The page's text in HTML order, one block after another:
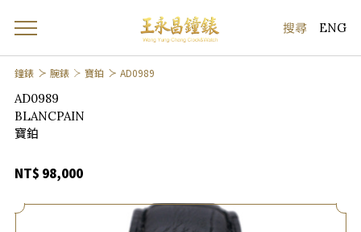
ENG
鐘錶 腕錶 寶鉑 AD0989
AD0989
BLANCPAIN
寶鉑
NT$ 98,000